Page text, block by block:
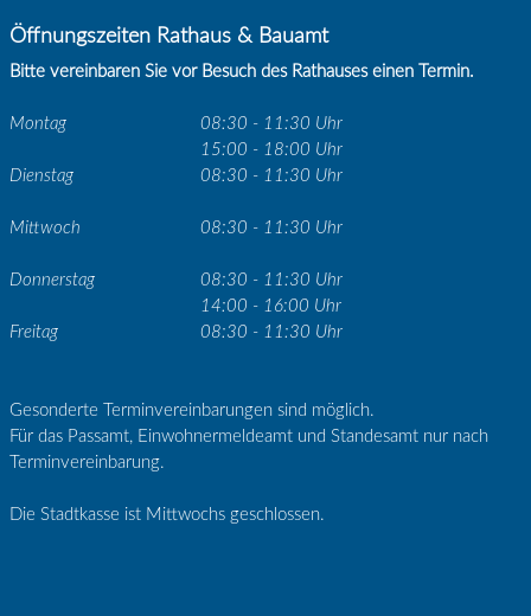
Öffnungszeiten Rathaus & Bauamt
Bitte vereinbaren Sie vor Besuch des Rathauses einen Termin.
Montag
08:30 - 11:30 Uhr
15:00 - 18:00 Uhr
Dienstag
08:30 - 11:30 Uhr
Mittwoch 08:30 - 11:30 Uhr
Donnerstag
08:30 - 11:30 Uhr
14:00 - 16:00 Uhr
Freitag
08:30 - 11:30 Uhr
Gesonderte Terminvereinbarungen sind möglich.
Für das Passamt, Einwohnermeldeamt und Standesamt nur nach
Terminvereinbarung.
Die Stadtkasse ist Mittwochs geschlossen.